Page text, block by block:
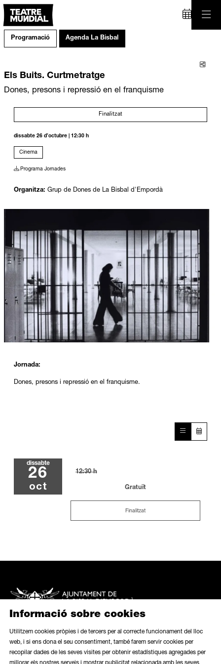
Programació Agenda La Bisbal
Els Buits. Curtmetratge
Dones, presons i repressió en el franquisme
Finalitzat
dissabte 26 d’octubre 12:30 h
Cinema
Programa Jornades
Organitza: Grup de Dones de La Bisbal d'Empordà
Jornada:
Dones, presons i repressió en el franquisme.
dissabte
26
oct
12:30 h
Gratuït
Finalitzat
Mapa web | Avís legal Ús de galetes | Butlletí | Contacte
Informació sobre cookies
Utilitzem cookies pròpies i de tercers per al correcte funcionament del lloc
web, i si ens dona el seu consentiment, també farem servir cookies per
recopilar dades de les seves visites per obtenir estadístiques agregades per